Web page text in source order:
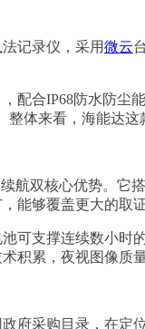
记录仪，采用微云
配合IP68防水防尘
整体来看，海能达
航双核心优势。
能够覆盖更大的取证
可支撑连续数小时
积累，夜视图像质
府采购目录，在